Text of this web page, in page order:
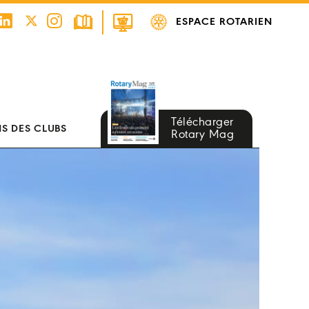
ESPACE ROTARIEN
DES CLUBS
Télécharger
Rotary Mag